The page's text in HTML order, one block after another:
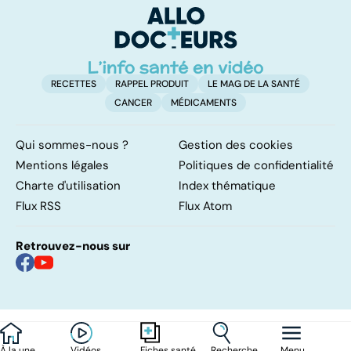
surveillance
RECETTES RAPPEL PRODUIT
LE MAG DE LA SANTÉ
CANCER
MÉDICAMENTS
Qui sommes-nous ?
Gestion des cookies
Mentions légales
Politiques de confidentialité
Charte d'utilisation
Index thématique
Flux RSS
Flux Atom
Retrouvez-nous sur